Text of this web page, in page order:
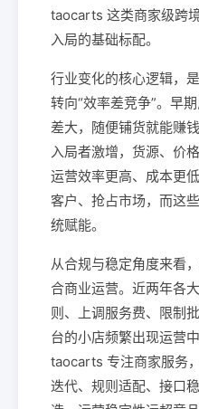
taocarts 这类商家级跨
入局的基础标配。
行业变化的核心逻辑，
转向“效率差竞争”。早
差大，随便铺货就能赚
入局者激增，货源、价
运营效率更高、成本更
客户、抢占市场，而这
统赋能。
从合规与稳定角度来看
合商业运营。近两年各
则、上调服务费、限制
台的小店频繁出现运营
taocarts 专注商家服务
迭代、规则适配、接口